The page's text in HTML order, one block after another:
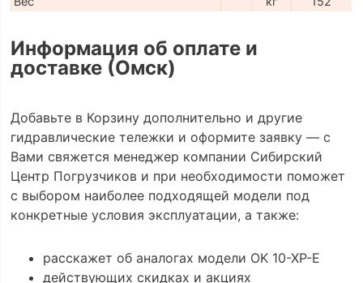
Информация об оплате и
доставке (Омск)
Добавьте в Корзину дополнительно и другие
гидравлические тележки и оформите заявку — с
Вами свяжется менеджер компании Сибирский
Центр Погрузчиков и при необходимости поможет
с выбором наиболее подходящей модели под
конкретные условия эксплуатации, а также:
расскажет об аналогах модели OK 10-XP-E
действующих скидках и акциях